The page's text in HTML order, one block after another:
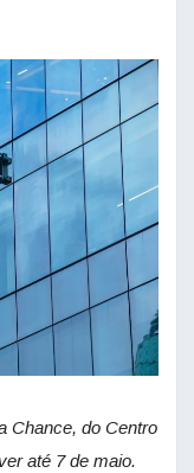
Chance, do Centro
até 7 de maio.